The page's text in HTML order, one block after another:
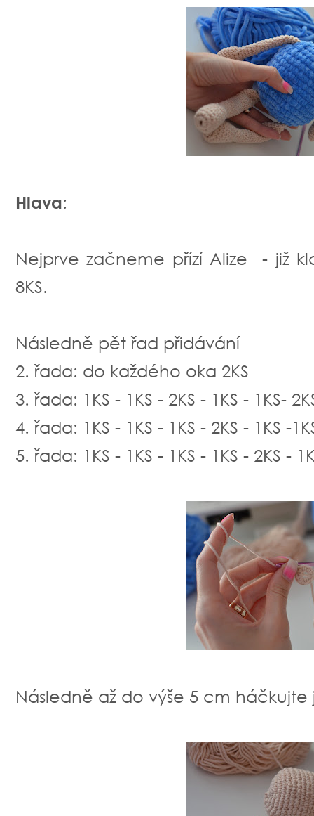
Hlava:
Nejprve začneme přízí Alize - již
8KS.
Následně pět řad přidávání
2. řada: do každého oka 2KS
3. řada: 1KS - 1KS - 2KS - 1KS - 1KS-
4. řada: 1KS - 1KS - 1KS - 2KS - 1KS -
5. řada: 1KS - 1KS - 1KS - 1KS - 2KS -
Následně až do výše 5 cm háčkujte